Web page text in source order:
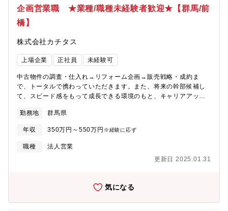
企画営業職 ★業種/職種未経験者歓迎★【群馬/前
橋】
株式会社カチタス
上場企業 正社員 未経験可
中古物件の調査・仕入れ→リフォーム企画→販売戦略・成約ま
で、トータルで携わっていただきます。また、将来の幹部候補し
て、スピード感をもって成長できる環境のもと、キャリアアップ
に赴き、「どのような方に住んでいただきたいか」お客様像をイ
メージしながら中古物件の仕入れを行います。(2)リフォーム企
画：お客様が住まいに求めることはなにかを考えながら、リフォ
ームのプランを立てていきます。(3)販売：自ら企画したリフォー
力】自身のアイディアを形にし、それを自らお客様に提案してい
直接感じることができるやりがいのある業務です。
勤務地 群馬県
年収 350万円～550万円 ※経験に応ず
職種
法人営業
更新日 2025.01.31
気になる